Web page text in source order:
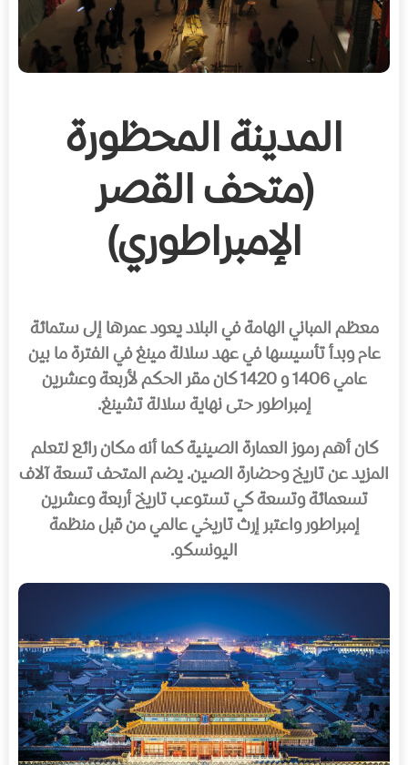
المدينة المحظورة
(متحف القصر
الإمبراطوري)
معظم المباني الهامة في البلاد يعود عمرها إلى ستمائة
عام وبدأ تأسيسها في عهد سلالة مينغ في الفترة ما بين
عامي 1406 و 1420 كان مقر الحكم لأربعة وعشرين
إمبراطور حتى نهاية سلالة تشينغ.
كان أهم رموز العمارة الصينية كما أنه مكان رائع لتعلم
المزيد عن تاريخ وحضارة الصين. يضم المتحف تسعة آلاف
تسعمائة وتسعة كي تستوعب تاريخ أربعة وعشرين
إمبراطور واعتبر إرث تاريخي عالمي من قبل منظمة
اليونسكو.